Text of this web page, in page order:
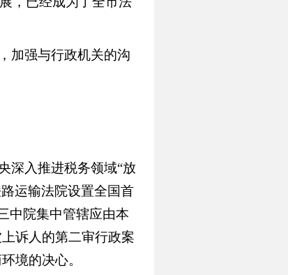
加强与行政机关的沟
深入推进税务领域“放
运输法院设置全国首
中院集中管辖应由本
诉人的第二审行政案
境的决心。